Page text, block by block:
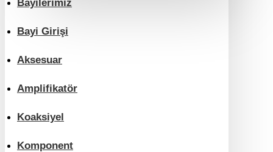
Bayilerimiz
Bayi Girişi
Aksesuar
Amplifikatör
Koaksiyel
Komponent